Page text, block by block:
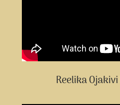
Reelika